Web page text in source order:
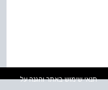
תנאי שימוש באתר והגנה על